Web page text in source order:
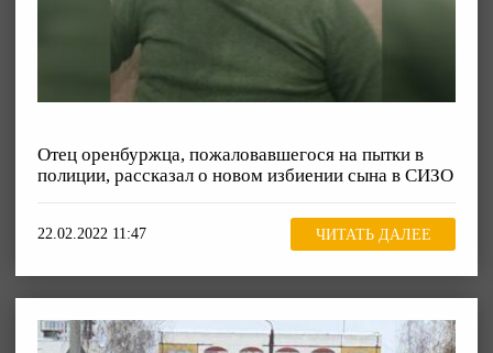
Отец оренбуржца, пожаловавшегося на пытки в
полиции, рассказал о новом избиении сына в СИЗО
22.02.2022 11:47 ЧИТАТЬ ДАЛЕЕ